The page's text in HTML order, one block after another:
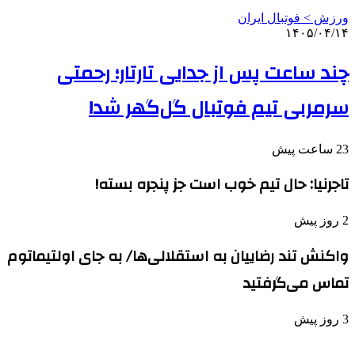
ورزش > فوتبال ایران
۱۴۰۵/۰۴/۱۴
چند ساعت پس از جدایی تارتار؛ رحمتی
سرمربی تیم فوتبال گل‌گهر شد!
23 ساعت پیش
تاجرنیا: حال تیم خوب است جز پنجره بسته!
2 روز پیش
واکنش تند رضاییان به استقلالی‌ها/ به جای اولتیماتوم
تماس می‌گرفتید
3 روز پیش